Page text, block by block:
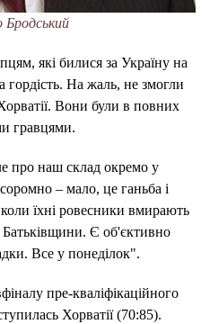
Бродський
які билися за Україну на
гордість. На жаль, не змогли
Вони були в повних
гравцями.
про наш склад окремо у
– мало, це ганьба і
їхні ровесники вмирають
Є об'єктивно
Все у понеділок".
пре-кваліфікаційного
Хорватії (70:85).